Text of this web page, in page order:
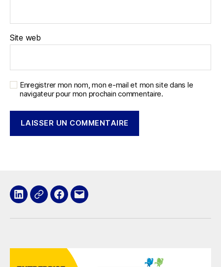
Site web
Enregistrer mon nom, mon e-mail et mon site dans le
navigateur pour mon prochain commentaire.
LinkedIn
x Facebook
E-